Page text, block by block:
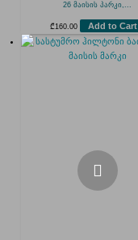
26 მაისის პარკი,...
₾ 160.00 Add to Cart